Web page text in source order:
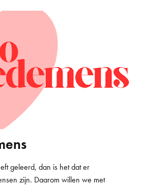
geleerd, dan is het dat er
zijn. Daarom willen we met